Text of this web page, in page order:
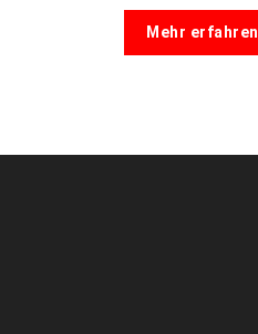
Mehr erfahren